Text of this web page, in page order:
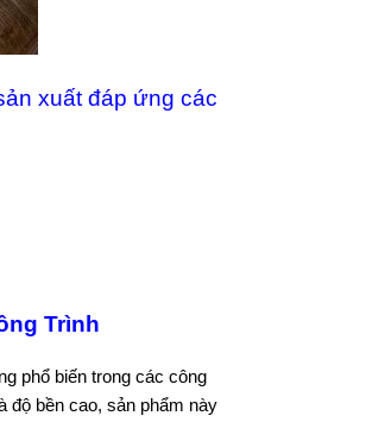
xuất đáp ứng các
Trình
phổ biến trong các công
bền cao, sản phẩm này